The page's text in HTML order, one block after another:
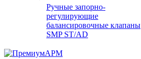
Ручные запорно-
регулирующие
балансировочные клапаны
SMP ST/AD